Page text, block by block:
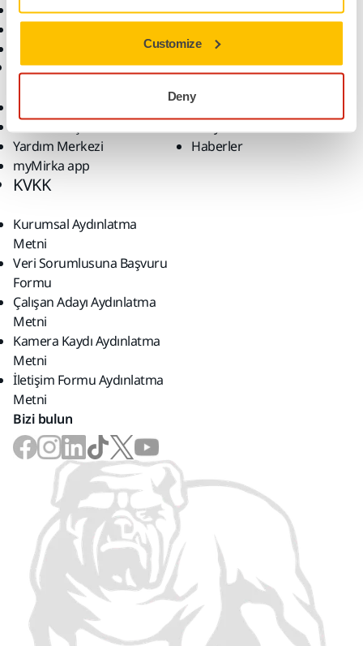
Customize
Deny
Süper Aşındırıcılar
Zımparalar ve Bileşikler
Destek
Yardım Merkezi
myMirka app
Firma
Hakkımızda
Haberler
KVKK
Kurumsal Aydınlatma
Metni
Veri Sorumlusuna Başvuru
Formu
Çalışan Adayı Aydınlatma
Metni
Kamera Kaydı Aydınlatma
Metni
İletişim Formu Aydınlatma
Metni
Bizi bulun